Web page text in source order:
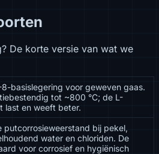
De korte versie van wat we
8-basislegering voor geweven gaas.
tot ~800 °C; de L-
last en weeft beter.
putcorrosieweerstand bij pekel,
water en chloriden. De
voor corrosief en hygiënisch